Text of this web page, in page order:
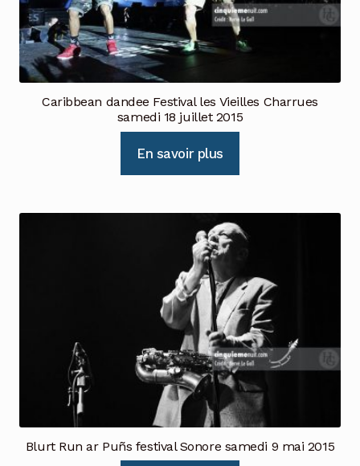
Caribbean dandee Festival les Vieilles Charrues
samedi 18 juillet 2015
En savoir plus
Blurt Run ar Puñs festival Sonore samedi 9 mai 2015